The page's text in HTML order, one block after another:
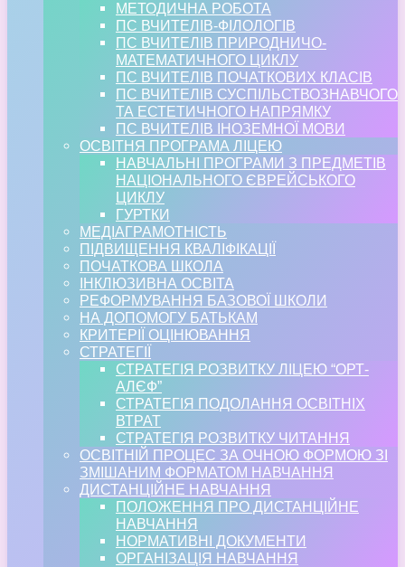
МЕТОДИЧНА РОБОТА
ПС ВЧИТЕЛІВ-ФІЛОЛОГІВ
ПС ВЧИТЕЛІВ ПРИРОДНИЧО-
МАТЕМАТИЧНОГО ЦИКЛУ
ПС ВЧИТЕЛІВ ПОЧАТКОВИХ КЛАСІВ
ПС ВЧИТЕЛІВ СУСПІЛЬСТВОЗНАВЧОГО
ТА ЕСТЕТИЧНОГО НАПРЯМКУ
ПС ВЧИТЕЛІВ ІНОЗЕМНОЇ МОВИ
ОСВІТНЯ ПРОГРАМА ЛІЦЕЮ
НАВЧАЛЬНІ ПРОГРАМИ З ПРЕДМЕТІВ
НАЦІОНАЛЬНОГО ЄВРЕЙСЬКОГО
ЦИКЛУ
ГУРТКИ
МЕДІАГРАМОТНІСТЬ
ПІДВИЩЕННЯ КВАЛІФІКАЦІЇ
ПОЧАТКОВА ШКОЛА
ІНКЛЮЗИВНА ОСВІТА
РЕФОРМУВАННЯ БАЗОВОЇ ШКОЛИ
НА ДОПОМОГУ БАТЬКАМ
КРИТЕРІЇ ОЦІНЮВАННЯ
СТРАТЕГІЇ
СТРАТЕГІЯ РОЗВИТКУ ЛІЦЕЮ “ОРТ-
АЛЄФ”
СТРАТЕГІЯ ПОДОЛАННЯ ОСВІТНІХ
ВТРАТ
СТРАТЕГІЯ РОЗВИТКУ ЧИТАННЯ
ОСВІТНІЙ ПРОЦЕС ЗА ОЧНОЮ ФОРМОЮ ЗІ
ЗМІШАНИМ ФОРМАТОМ НАВЧАННЯ
ДИСТАНЦІЙНЕ НАВЧАННЯ
ПОЛОЖЕННЯ ПРО ДИСТАНЦІЙНЕ
НАВЧАННЯ
НОРМАТИВНІ ДОКУМЕНТИ
ОРГАНІЗАЦІЯ НАВЧАННЯ